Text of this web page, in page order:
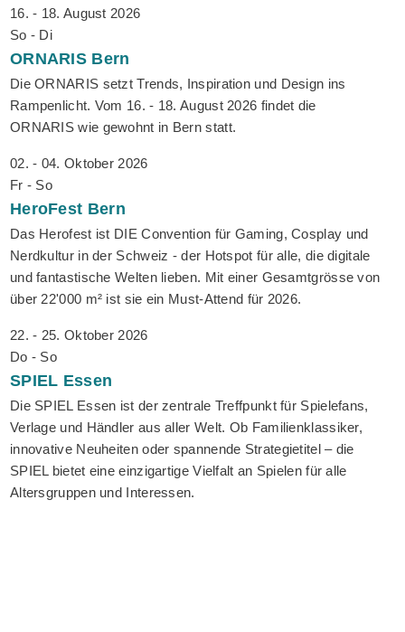
16. - 18. August 2026
So - Di
ORNARIS Bern
Die ORNARIS setzt Trends, Inspiration und Design ins
Rampenlicht. Vom 16. - 18. August 2026 findet die
ORNARIS wie gewohnt in Bern statt.
02. - 04. Oktober 2026
Fr - So
HeroFest Bern
Das Herofest ist DIE Convention für Gaming, Cosplay und
Nerdkultur in der Schweiz - der Hotspot für alle, die digitale
und fantastische Welten lieben. Mit einer Gesamtgrösse von
über 22'000 m² ist sie ein Must-Attend für 2026.
22. - 25. Oktober 2026
Do - So
SPIEL Essen
Die SPIEL Essen ist der zentrale Treffpunkt für Spielefans,
Verlage und Händler aus aller Welt. Ob Familienklassiker,
innovative Neuheiten oder spannende Strategietitel – die
SPIEL bietet eine einzigartige Vielfalt an Spielen für alle
Altersgruppen und Interessen.